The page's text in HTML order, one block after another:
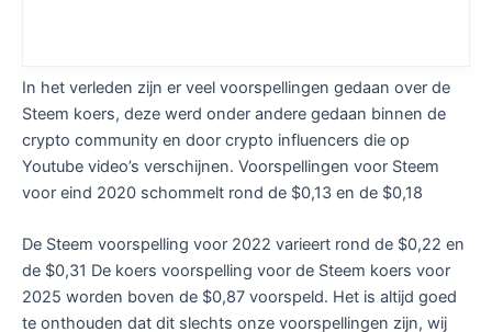
In het verleden zijn er veel voorspellingen gedaan over de
Steem koers, deze werd onder andere gedaan binnen de
crypto community en door crypto influencers die op
Youtube video’s verschijnen. Voorspellingen voor Steem
voor eind 2020 schommelt rond de $0,13 en de $0,18
De Steem voorspelling voor 2022 varieert rond de $0,22 en
de $0,31 De koers voorspelling voor de Steem koers voor
2025 worden boven de $0,87 voorspeld. Het is altijd goed
te onthouden dat dit slechts onze voorspellingen zijn, wij